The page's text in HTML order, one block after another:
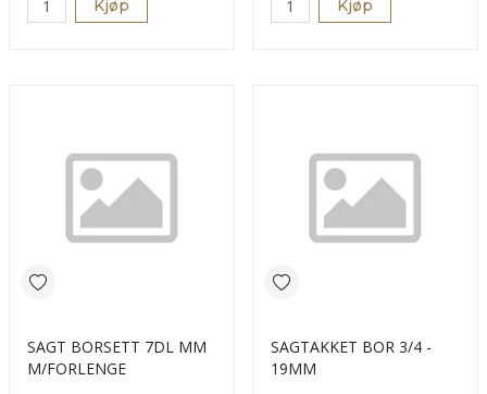
Kjøp Kjøp
SAGT BORSETT 7DL MM
M/FORLENGE
SAGTAKKET BOR 3/4 -
19MM